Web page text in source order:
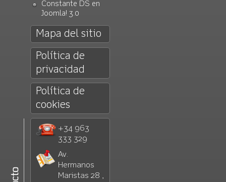
Constante DS en
Joomla! 3.0
Mapa del sitio
Política de
privacidad
Política de
cookies
+34 963
333 329
Av.
Hermanos
Maristas 28 ,